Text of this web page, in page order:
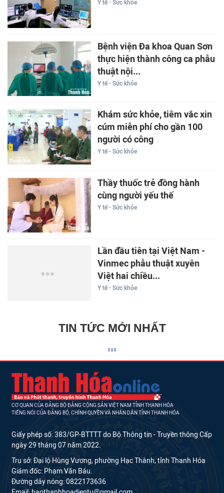
Y tế - Sức khỏe
Bệnh viện Đa khoa Quan Sơn
thực hiện thành công ca phẫu
thuật nội...
Y tế - Sức khỏe
Khám sức khỏe, tiêm vắc xin
cúm miễn phí cho gần 100
người có công
Y tế - Sức khỏe
Thầy thuốc trẻ đồng hành
cùng người yếu thế
Y tế - Sức khỏe
Lần đầu tiên tại Việt Nam -
Vinmec phẫu thuật xuyên
Việt hai chiều...
Y tế - Sức khỏe
TIN TỨC MỚI NHẤT
CƠ QUAN CỦA ĐẢNG BỘ ĐẢNG CỘNG SẢN VIỆT NAM TỈNH THANH HÓA
TIẾNG NÓI CỦA ĐẢNG BỘ, CHÍNH QUYỀN VÀ NHÂN DÂN TỈNH THANH HÓA
Giấy phép số: 383/GP-BTTTT do Bộ Thông tin - Truyền thông Cấp
ngày 29 tháng 07 năm 2022.
Trụ sở: Đại lộ Hùng Vương, phường Hạc Thành, tỉnh Thanh Hóa
Giám đốc: Phạm Văn Báu.
Đường dây nóng: 0822173636